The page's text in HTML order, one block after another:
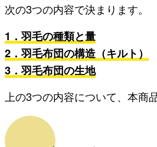
次の3つの内容で決まります。
1．羽毛の種類と量
2．羽毛布団の構造（キルト）
3．羽毛布団の生地
上の3つの内容について、本商